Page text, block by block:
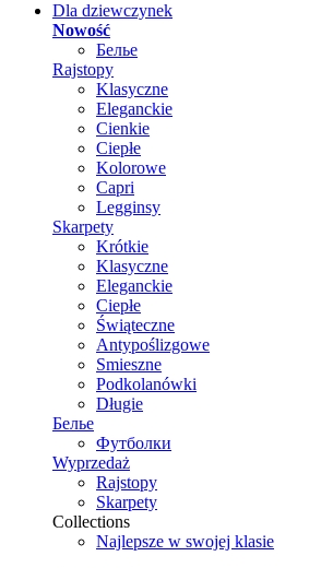
Dla dziewczynek
Nowość
Белье
Rajstopy
Klasyczne
Eleganckie
Cienkie
Ciepłe
Kolorowe
Capri
Legginsy
Skarpety
Krótkie
Klasyczne
Eleganckie
Ciepłe
Świąteczne
Antypoślizgowe
Smieszne
Podkolanówki
Długie
Белье
Футболки
Wyprzedaż
Rajstopy
Skarpety
Collections
Najlepsze w swojej klasie